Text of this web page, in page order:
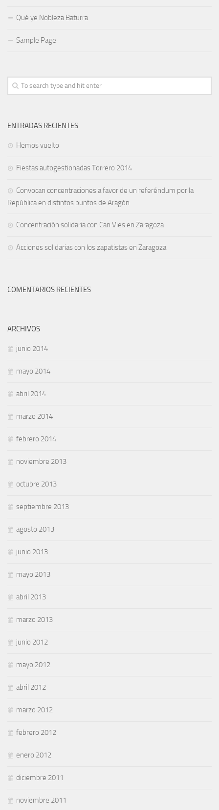
Qué ye Nobleza Baturra
Sample Page
ENTRADAS RECIENTES
Hemos vuelto
Fiestas autogestionadas Torrero 2014
Convocan concentraciones a favor de un referéndum por la
República en distintos puntos de Aragón
Concentración solidaria con Can Vies en Zaragoza
Acciones solidarias con los zapatistas en Zaragoza
COMENTARIOS RECIENTES
ARCHIVOS
junio 2014
mayo 2014
abril 2014
marzo 2014
febrero 2014
noviembre 2013
octubre 2013
septiembre 2013
agosto 2013
junio 2013
mayo 2013
abril 2013
marzo 2013
junio 2012
mayo 2012
abril 2012
marzo 2012
febrero 2012
enero 2012
diciembre 2011
noviembre 2011